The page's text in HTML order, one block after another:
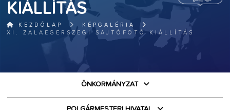
KIÁLLÍTÁS
KEZDŐLAP
KÉPGALÉRIA
XI. ZALAEGERSZEGI SAJTÓFOTÓ KIÁLLÍTÁS
ÖNKORMÁNYZAT